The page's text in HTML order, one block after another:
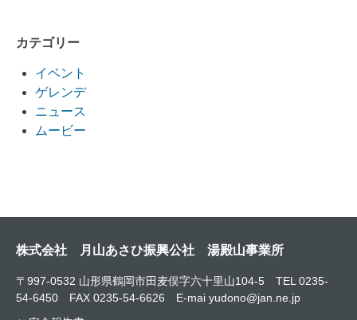
カテゴリー
イベント
ゲレンデ
ニュース
ムービー
株式会社 月山あさひ振興公社 湯殿山事業所
〒997-0532 山形県鶴岡市田麦俣字六十里山104-5 TEL 0235-
54-6450 FAX 0235-54-6626 E-mai yudono@jan.ne.jp